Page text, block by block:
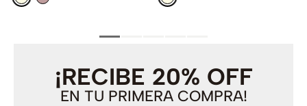
¡RECIBE 20% OFF
EN TU PRIMERA COMPRA!